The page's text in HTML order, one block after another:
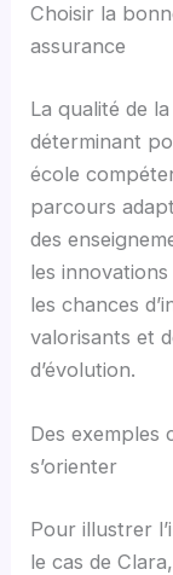
Choisir la
assurance
La qualité de
déterminant
école
parcours
des
les
les chances
valorisants et
d’évolution.
Des exemples
s’orienter
Pour illustrer
le cas de